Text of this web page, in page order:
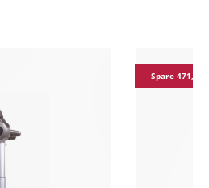
Spare 471,24